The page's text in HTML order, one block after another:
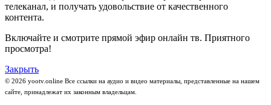
телеканал, и получать удовольствие от качественного
контента.
Включайте и смотрите прямой эфир онлайн тв. Приятного
просмотра!
Закрыть
© 2026 yootv.online Все ссылки на аудио и видео материалы, представленные на нашем
сайте, принадлежат их законным владельцам.